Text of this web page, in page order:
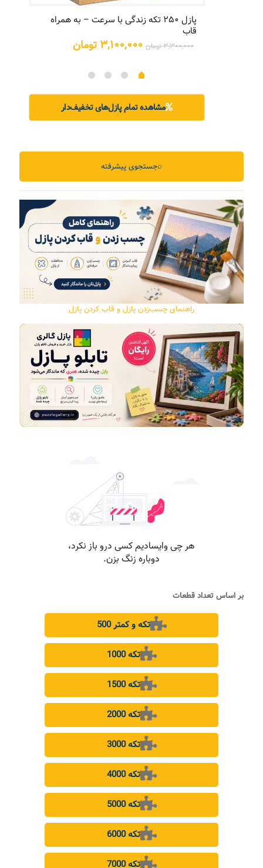
پازل ۲۵۰ تکه زندگی با سرعت – به همراه
قاب
۳,۳۰۰,۰۰۰تومان قیمت
بود.
۳,۱۰۰,۰۰۰ تومان
مشاهده تمام پازل‌های تخفیف‌دار
جستجوی پیشرفته⌕
راهنمای چسب‌زدن پازل و قاب کردن پازل
بر اساس تعداد قطعات
500 تکه و کمتر
1000 تکه
1500 تکه
2000 تکه
3000 تکه
4000 تکه
5000 تکه
6000 تکه
7000 تکه